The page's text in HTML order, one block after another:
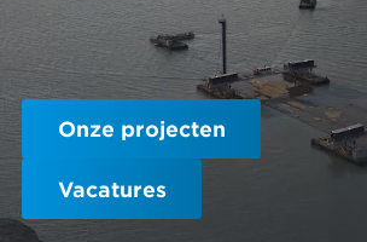
Onze projecten
Vacatures